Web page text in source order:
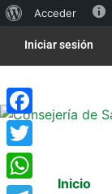
Acceder
Iniciar sesión
Inicio
Facebook
Twitter